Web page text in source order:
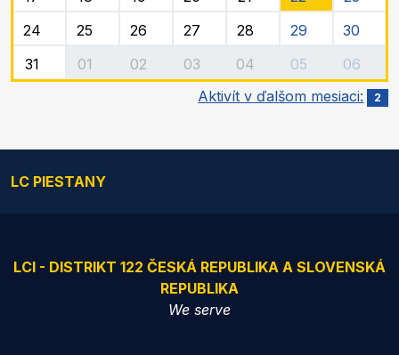
24
25 26 27 28 29
30
31
01 02 03 04 05
06
Aktivít v ďalšom mesiaci:
2
LC PIESTANY
LCI - DISTRIKT 122 ČESKÁ REPUBLIKA A SLOVENSKÁ
REPUBLIKA
We serve